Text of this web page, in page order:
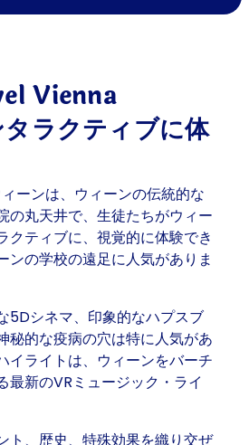
Vienna
ラクティブに体
ーンは、ウィーンの伝統的な
の丸天井で、生徒たちがウィー
クティブに、視覚的に体験でき
ンの学校の遠足に人気がありま
5Dシネマ、印象的なハプスブ
秘的な疫病の穴は特に人気があ
イライトは、ウィーンをバーチ
最新のVRミュージック・ライ
ト、歴史、特殊効果を織り交ぜ